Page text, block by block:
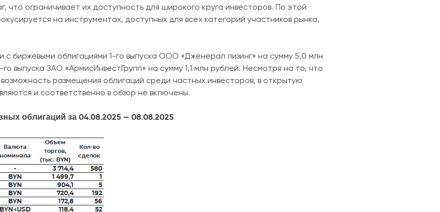
что ограничивает их доступность для широкого круга инвесторов. По этой
на инструментах, доступных для всех категорий участников рынка,
биржевыми облигациями 1-го выпуска ООО «Дженерал лизинг» на сумму 5,0 млн
выпуска ЗАО «АрмисИнвестГрупп» на сумму 1,1 млн рублей. Несмотря на то, что
размещения облигаций среди частных инвесторов, в открытую
и соответственно в обзор не включены.
облигаций за 04.08.2025 — 08.08.2025